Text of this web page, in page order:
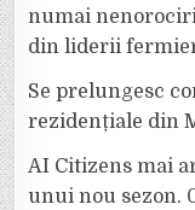
numai
din liderii
Se prelungesc
rezidențiale din
AI Citizens mai
unui nou sezon.